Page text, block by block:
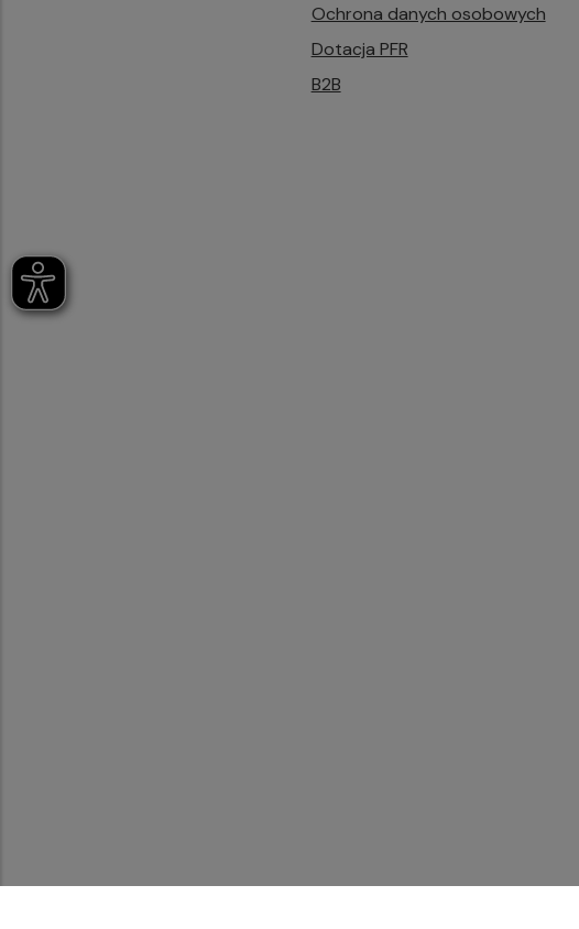
Ochrona danych osobowych
Dotacja PFR
B2B